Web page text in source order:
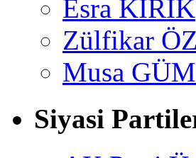
Esra KİRİK
Zülfikar
Musa
Siyasi